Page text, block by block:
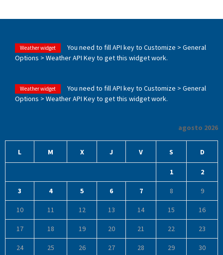
Weather widget
You need to fill API key to Customize > General
Options > Weather API Key to get this widget work.
Weather widget
You need to fill API key to Customize > General
Options > Weather API Key to get this widget work.
agosto 2026
L M X J V S D
1 2
3 4 5 6 7 8 9
10 11 12 13 14 15 16
17 18 19 20 21 22 23
24 25 26 27 28 29 30